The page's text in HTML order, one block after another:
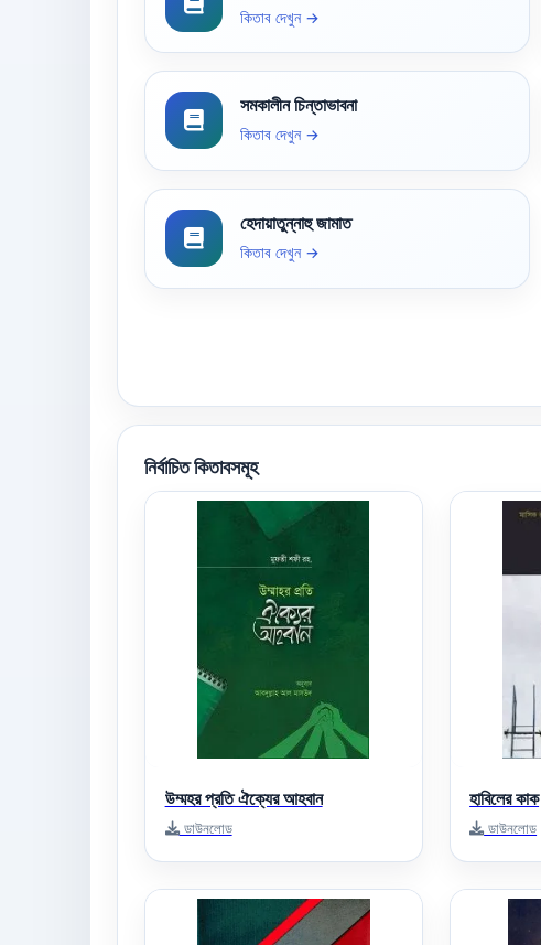
কিতাব দেখুন →
সমকালীন চিন্তাভাবনা
কিতাব দেখুন →
হেদায়াতুন্নাহু জামাত
কিতাব দেখুন →
নির্বাচিত কিতাবসমূহ
উম্মহর প্রতি ঐক্যের আহবান
ডাউনলোড
হাবিলের কাক
ডাউনলোড